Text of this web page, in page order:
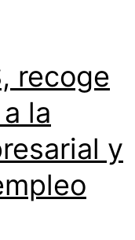
recoge
la
y